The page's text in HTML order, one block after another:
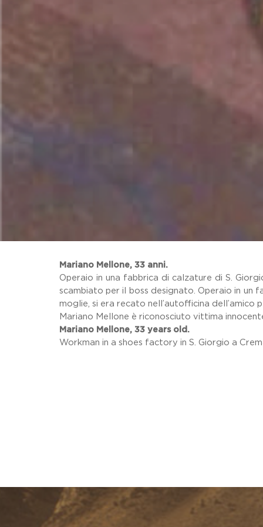
Mariano Mellone, 33 anni.
Operaio in una fabbrica di calzature di S.
scambiato per il boss designato. Operaio in
moglie, si era recato nell’autofficina dell’amico
Mariano Mellone è riconosciuto vittima
Mariano Mellone, 33 years old.
Workman in a shoes factory in S. Giorgio a